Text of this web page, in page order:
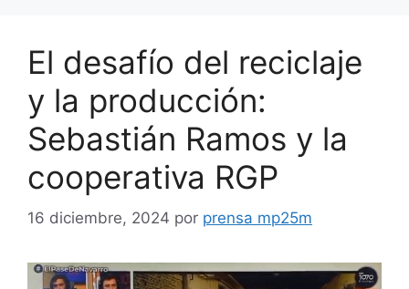
El desafío del reciclaje
y la producción:
Sebastián Ramos y la
cooperativa RGP
16 diciembre, 2024 por prensa mp25m